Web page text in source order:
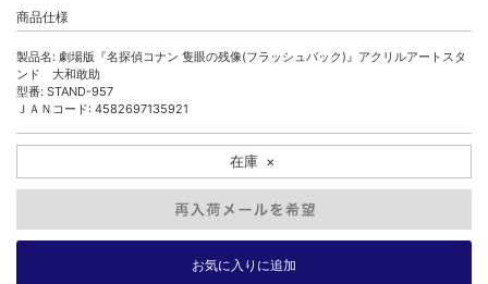
商品仕様
製品名: 劇場版『名探偵コナン 隻眼の残像(フラッシュバック)』アクリルアートスタ
ンド 大和敢助
型番: STAND-957
ＪＡＮコード: 4582697135921
在庫 ×